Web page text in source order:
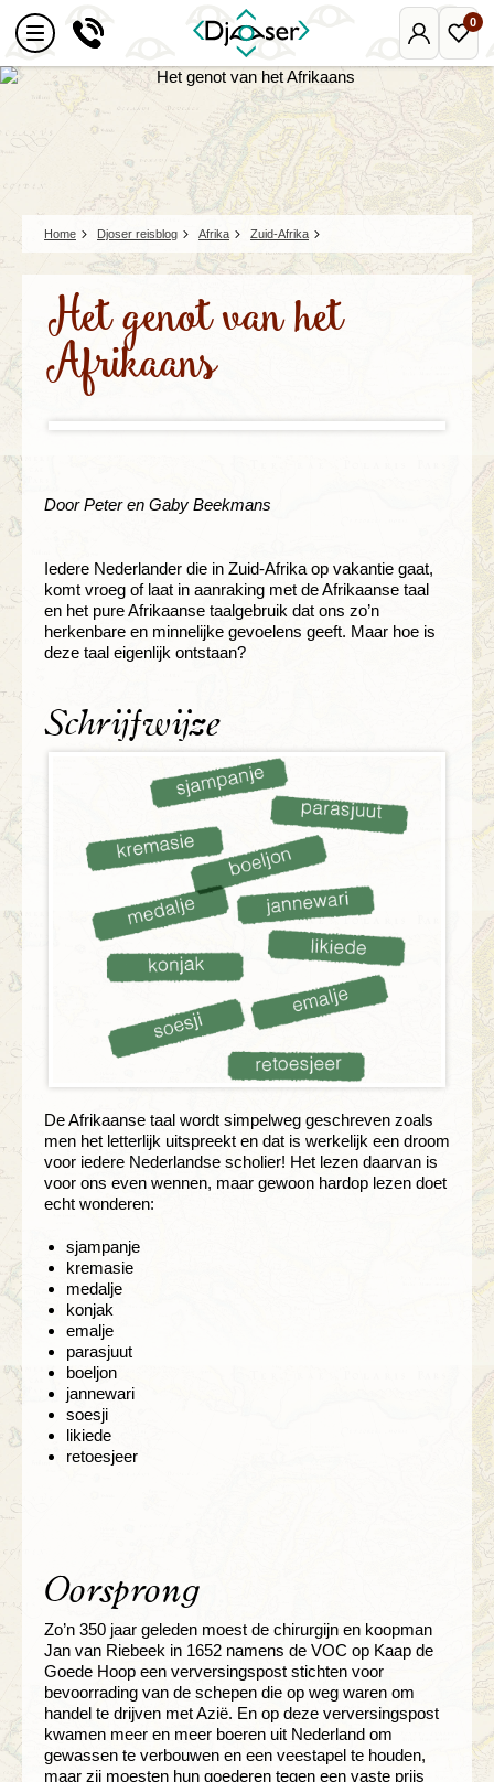
Mijn
Djoser
0
Home Djoser reisblog Afrika Zuid-Afrika
Het genot van het
Afrikaans
Door Peter en Gaby Beekmans
Iedere Nederlander die in Zuid-Afrika op vakantie gaat,
komt vroeg of laat in aanraking met de Afrikaanse taal
en het pure Afrikaanse taalgebruik dat ons zo’n
herkenbare en minnelijke gevoelens geeft. Maar hoe is
deze taal eigenlijk ontstaan?
Schrijfwijze
De Afrikaanse taal wordt simpelweg geschreven zoals
men het letterlijk uitspreekt en dat is werkelijk een droom
voor iedere Nederlandse scholier! Het lezen daarvan is
voor ons even wennen, maar gewoon hardop lezen doet
echt wonderen:
sjampanje
kremasie
medalje
konjak
emalje
parasjuut
boeljon
jannewari
soesji
likiede
retoesjeer
Oorsprong
Zo’n 350 jaar geleden moest de chirurgijn en koopman
Jan van Riebeek in 1652 namens de VOC op Kaap de
Goede Hoop een verversingspost stichten voor
bevoorrading van de schepen die op weg waren om
handel te drijven met Azië. En op deze verversingspost
kwamen meer en meer boeren uit Nederland om
gewassen te verbouwen en een veestapel te houden,
maar zij moesten hun goederen tegen een vaste prijs